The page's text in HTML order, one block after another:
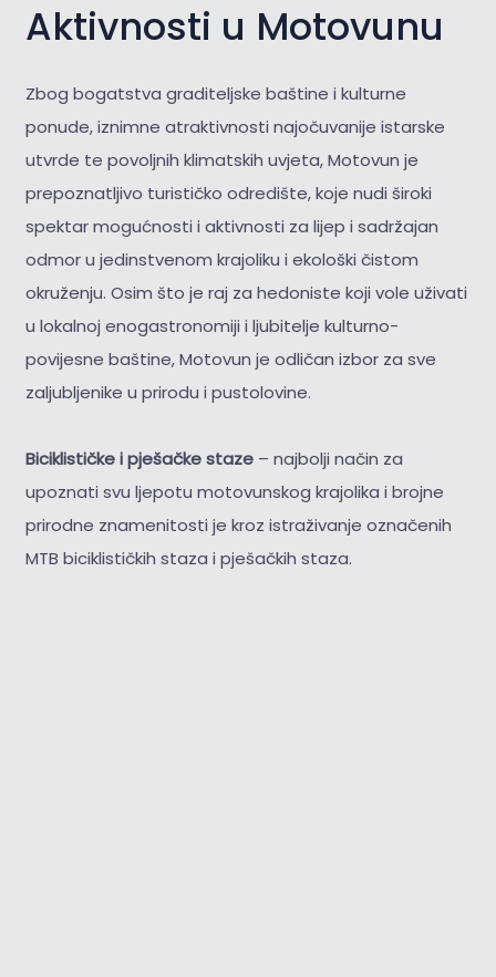
Aktivnosti u Motovunu
Zbog bogatstva graditeljske baštine i kulturne
ponude, iznimne atraktivnosti najočuvanije istarske
utvrde te povoljnih klimatskih uvjeta, Motovun je
prepoznatljivo turističko odredište, koje nudi široki
spektar mogućnosti i aktivnosti za lijep i sadržajan
odmor u jedinstvenom krajoliku i ekološki čistom
okruženju. Osim što je raj za hedoniste koji vole uživati
u lokalnoj enogastronomiji i ljubitelje kulturno-
povijesne baštine, Motovun je odličan izbor za sve
zaljubljenike u prirodu i pustolovine.
Biciklističke i pješačke staze– najbolji način za
upoznati svu ljepotu motovunskog krajolika i brojne
prirodne znamenitosti je kroz istraživanje označenih
MTB biciklističkih staza i pješačkih staza.